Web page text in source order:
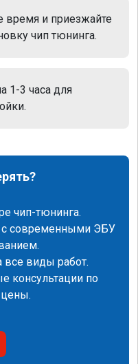
время и приезжайте
чип тюнинга.
1-3 часа для
чип-тюнинга.
с современными ЭБУ
все виды работ.
консультации по